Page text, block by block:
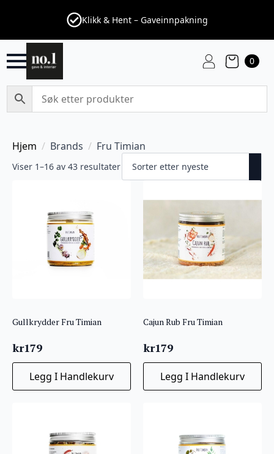
Klikk & Hent – Gaveinnpakning
0
Hjem Brands Fru Timian
Viser 1–32 av 43 resultater
Gullkrydder Fru Timian
kr179
Legg I Handlekurv
Cajun Rub Fru Timian
kr179
Legg I Handlekurv